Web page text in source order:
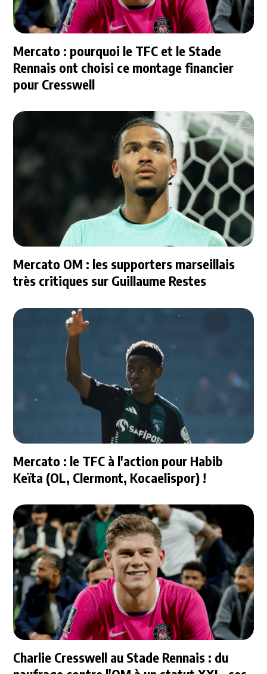
Mercato : pourquoi le TFC et le Stade
Rennais ont choisi ce montage financier
pour Cresswell
Mercato OM : les supporters marseillais
très critiques sur Guillaume Restes
Mercato : le TFC à l'action pour Habib
Keïta (OL, Clermont, Kocaelispor) !
Charlie Cresswell au Stade Rennais : du